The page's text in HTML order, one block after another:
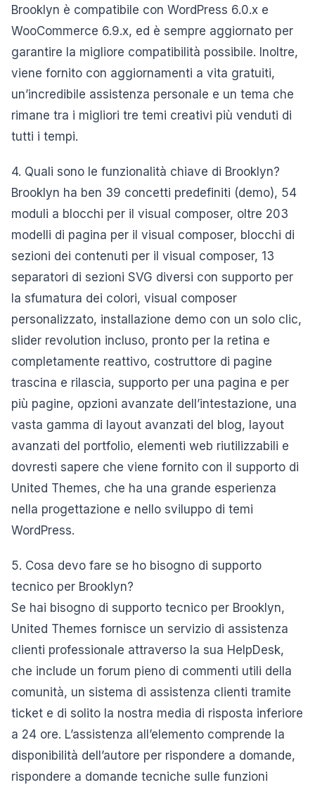
Brooklyn è compatibile con WordPress 6.0.x e
WooCommerce 6.9.x, ed è sempre aggiornato per
garantire la migliore compatibilità possibile. Inoltre,
viene fornito con aggiornamenti a vita gratuiti,
un’incredibile assistenza personale e un tema che
rimane tra i migliori tre temi creativi più venduti di
tutti i tempi.
4. Quali sono le funzionalità chiave di Brooklyn?
Brooklyn ha ben 39 concetti predefiniti (demo), 54
moduli a blocchi per il visual composer, oltre 203
modelli di pagina per il visual composer, blocchi di
sezioni dei contenuti per il visual composer, 13
separatori di sezioni SVG diversi con supporto per
la sfumatura dei colori, visual composer
personalizzato, installazione demo con un solo clic,
slider revolution incluso, pronto per la retina e
completamente reattivo, costruttore di pagine
trascina e rilascia, supporto per una pagina e per
più pagine, opzioni avanzate dell’intestazione, una
vasta gamma di layout avanzati del blog, layout
avanzati del portfolio, elementi web riutilizzabili e
dovresti sapere che viene fornito con il supporto di
United Themes, che ha una grande esperienza
nella progettazione e nello sviluppo di temi
WordPress.
5. Cosa devo fare se ho bisogno di supporto
tecnico per Brooklyn?
Se hai bisogno di supporto tecnico per Brooklyn,
United Themes fornisce un servizio di assistenza
clienti professionale attraverso la sua HelpDesk,
che include un forum pieno di commenti utili della
comunità, un sistema di assistenza clienti tramite
ticket e di solito la nostra media di risposta inferiore
a 24 ore. L’assistenza all’elemento comprende la
disponibilità dell’autore per rispondere a domande,
rispondere a domande tecniche sulle funzioni